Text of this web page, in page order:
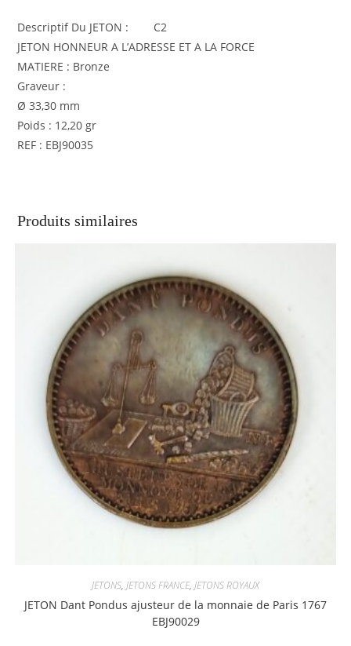
Descriptif Du JETON : C2
JETON HONNEUR A L’ADRESSE ET A LA FORCE
MATIERE : Bronze
Graveur :
Ø 33,30 mm
Poids : 12,20 gr
REF : EBJ90035
Produits similaires
JETONS, JETONS FRANCE, JETONS ROYAUX
JETON Dant Pondus ajusteur de la monnaie de Paris 1767
EBJ90029